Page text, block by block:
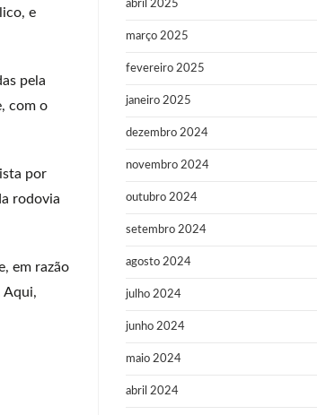
e
pela
com o
por
rodovia
em razão
Aqui,
abril 2025
março 2025
fevereiro 2025
janeiro 2025
dezembro 2024
novembro 2024
outubro 2024
setembro 2024
agosto 2024
julho 2024
junho 2024
maio 2024
abril 2024